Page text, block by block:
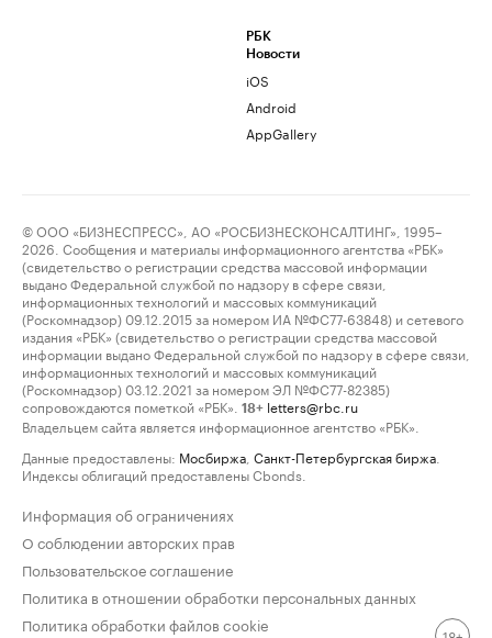
РБК
Новости
iOS
Android
AppGallery
© ООО «БИЗНЕСПРЕСС», АО «РОСБИЗНЕСКОНСАЛТИНГ», 1995–
2026. Сообщения и материалы информационного агентства «РБК»
(свидетельство о регистрации средства массовой информации
выдано Федеральной службой по надзору в сфере связи,
информационных технологий и массовых коммуникаций
(Роскомнадзор) 09.12.2015 за номером ИА №ФС77-63848) и сетевого
издания «РБК» (свидетельство о регистрации средства массовой
информации выдано Федеральной службой по надзору в сфере связи,
информационных технологий и массовых коммуникаций
(Роскомнадзор) 03.12.2021 за номером ЭЛ №ФС77-82385)
сопровождаются пометкой «РБК».
18+ letters@rbc.ru
Владельцем сайта является информационное агентство «РБК».
Данные предоставлены: Мосбиржа Санкт-Петербургская биржа
Индексы облигаций предоставлены Cbonds.
Информация об ограничениях
О соблюдении авторских прав
Пользовательское соглашение
Политика в отношении обработки персональных данных
Политика обработки файлов cookie